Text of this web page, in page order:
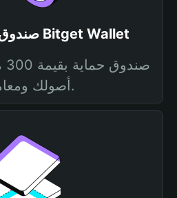
صندوق حماية محفظة Bitget Wallet
أصولك ومعاملاتك.